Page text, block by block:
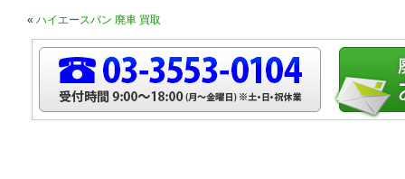
« ハイエースバン 廃車 買取